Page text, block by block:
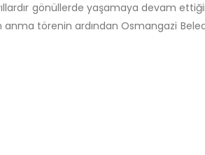
gönüllerde yaşamaya devam
törenin ardından Osmangazi